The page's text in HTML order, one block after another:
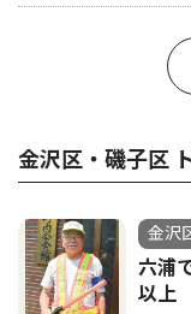
金沢区・磯子区
金沢
六浦
以上